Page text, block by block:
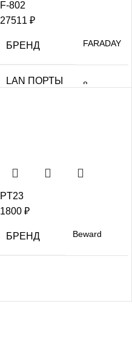
F-802
27511 ₽
БРЕНД FARADAY
LAN ПОРТЫ
8
2
PT23
1800 ₽
БРЕНД Beward